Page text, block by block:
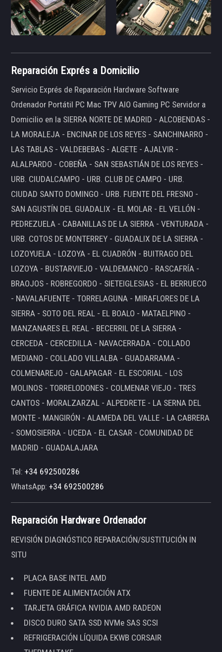
Reparación Exprés a Domicilio
Servicio Exprés de Reparación Hardware Software
Ordenador Portátil PC Mac TPV AIO Gaming PC Servidor a
Domicilio en la SIERRA NORTE DE MADRID - ALCOBENDAS -
LA MORALEJA - ENCINAR DE LOS REYES - SANCHINARRO -
LAS TABLAS - VALDEBEBAS - ALGETE - AJALVIR -
ALALPARDO - COBEÑA - SAN SEBASTIÁN DE LOS REYES -
URB. CIUDALCAMPO - URB. CLUB DE CAMPO - URB.
CIUDAD SANTO DOMINGO - URB. FUENTE DEL FRESNO -
SAN AGUSTÍN DEL GUADALIX - EL MOLAR - EL VELLÓN -
PEDREZUELA - CABANILLAS DE LA SIERRA - VENTURADA -
URB. COTOS DE MONTERREY - GUADALIX DE LA SIERRA -
LOZOYUELA - LOZOYA - EL CUADRÓN - BUITRAGO DEL
LOZOYA - BUSTARVIEJO - VALDEMANCO - RASCAFRÍA -
BRAOJOS - ROBREGORDO - SIETEIGLESIAS - EL BERRUECO
- NAVALAFUENTE - TORRELAGUNA - MIRAFLORES DE LA
SIERRA - SOTO DEL REAL - EL BOALO - MATAELPINO -
MANZANARES EL REAL - BECERRIL DE LA SIERRA -
CERCEDA - CERCEDILLA - NAVACERRADA - COLLADO
MEDIANO - COLLADO VILLALBA - GUADARRAMA -
COLMENAREJO - GALAPAGAR - EL ESCORIAL - LOS
MOLINOS - TORRELODONES - COLMENAR VIEJO - TRES
CANTOS - MORALZARZAL - ALPEDRETE - LA SERNA DEL
MONTE - MANGIRÓN - ALAMEDA DEL VALLE - LA CABRERA
- SOMOSIERRA - UCEDA - EL CASAR - COMUNIDAD DE
MADRID - GUADALAJARA
Tel:+34 692500286
WhatsApp:+34 692500286
Reparación Hardware Ordenador
REVISIÓN DIAGNÓSTICO REPARACIÓN/SUSTITUCIÓN IN
SITU
PLACA BASE INTEL AMD
FUENTE DE ALIMENTACIÓN ATX
TARJETA GRÁFICA NVIDIA AMD RADEON
DISCO DURO SATA SSD NVMe SAS SCSI
REFRIGERACIÓN LÍQUIDA EKWB CORSAIR